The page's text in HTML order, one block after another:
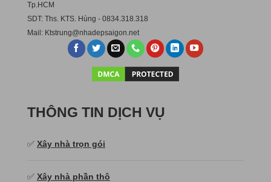
Tp.HCM
SDT: Ths. KTS. Hùng - 0834.318.318
Mail: Ktstrung@nhadepsaigon.net
THÔNG TIN DỊCH VỤ
✅ Xây nhà trọn gói
✅ Xây nhà phần thô